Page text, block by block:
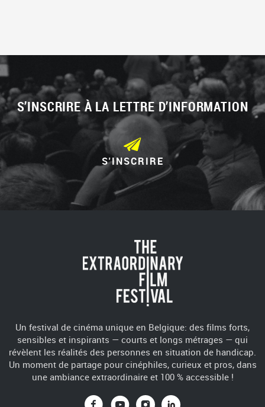
S’INSCRIRE À LA LETTRE D’INFORMATION
S'INSCRIRE
Un festival de cinéma unique en Belgique: des films forts,
sensibles et inspirants — courts et longs métrages — qui
révèlent les réalités des personnes en situation de handicap.
Un moment de partage pour cinéphiles, curieux et pros, dans
une ambiance extraordinaire et 100 % accessible !
Vers Facebook